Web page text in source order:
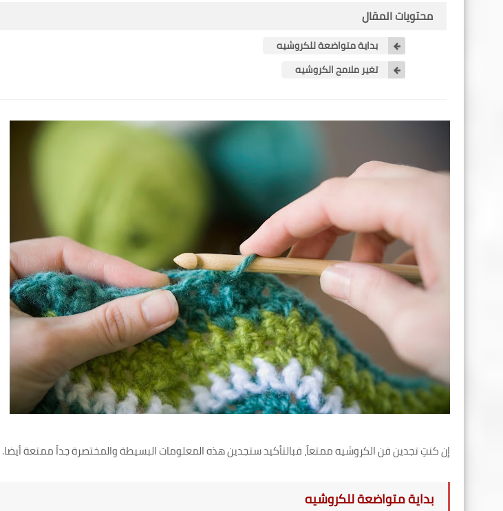
محتويات المقال
بداية متواضعة للكروشيه
تغير ملامح الكروشيه
إن كنتِ تجدين فن الكروشيه ممتعاً، فبالتأكيد ستجدين هذه المعلومات البسيطة والمختصرة جداً ممتعة أيضا.
بداية متواضعة للكروشيه